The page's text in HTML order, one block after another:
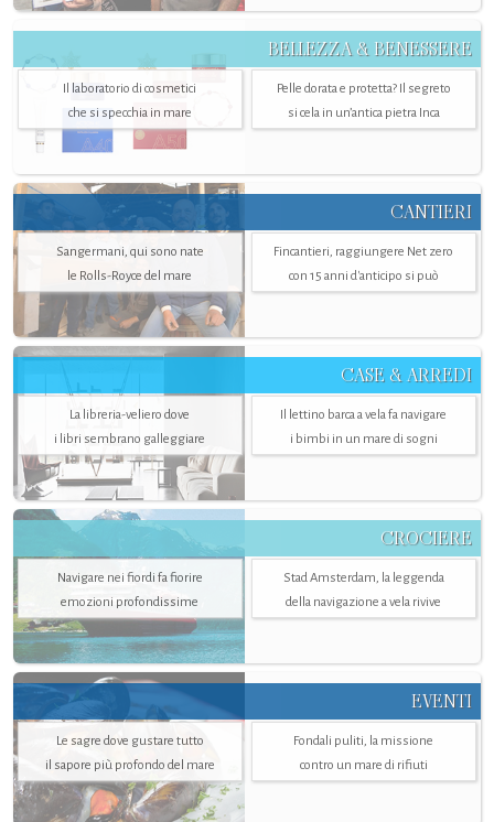
BELLEZZA & BENESSERE
Il laboratorio di cosmetici
che si specchia in mare
Pelle dorata e protetta? Il segreto
si cela in un’antica pietra Inca
CANTIERI
Sangermani, qui sono nate
le Rolls-Royce del mare
Fincantieri, raggiungere Net zero
con 15 anni d'anticipo si può
CASE & ARREDI
La libreria-veliero dove
i libri sembrano galleggiare
Il lettino barca a vela fa navigare
i bimbi in un mare di sogni
CROCIERE
Navigare nei fiordi fa fiorire
emozioni profondissime
Stad Amsterdam, la leggenda
della navigazione a vela rivive
EVENTI
Le sagre dove gustare tutto
il sapore più profondo del mare
Fondali puliti, la missione
contro un mare di rifiuti